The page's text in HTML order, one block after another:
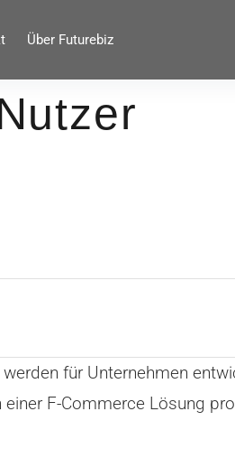
Über Futurebiz
für Unternehmen
F-Commerce Lösung